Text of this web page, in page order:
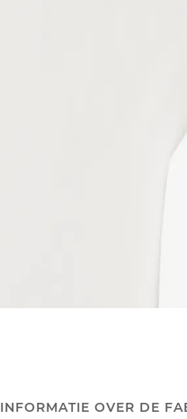
INFORMATIE OVER DE